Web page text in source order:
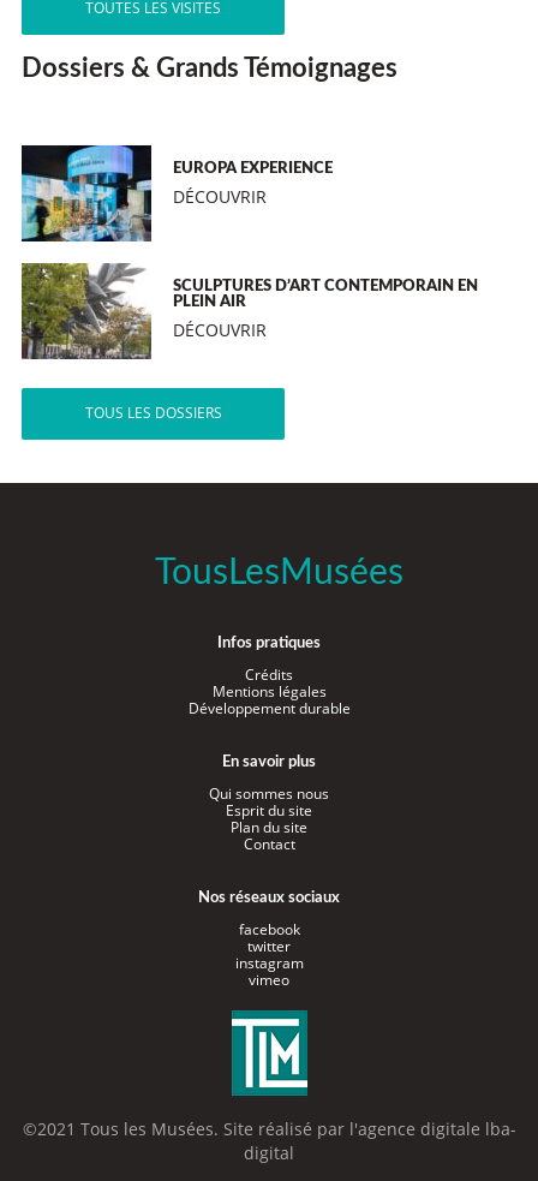
TOUTES LES VISITES
Dossiers & Grands Témoignages
EUROPA EXPERIENCE
DÉCOUVRIR
SCULPTURES D’ART CONTEMPORAIN EN
PLEIN AIR
DÉCOUVRIR
TOUS LES DOSSIERS
TousLesMusées
Infos pratiques
Crédits
Mentions légales
Développement durable
En savoir plus
Qui sommes nous
Esprit du site
Plan du site
Contact
Nos réseaux sociaux
facebook
twitter
instagram
vimeo
©2021 Tous les Musées. Site réalisé par l'agence digitale lba-
digital